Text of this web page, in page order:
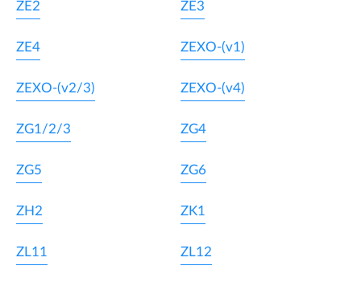
ZE2 ZE3
ZE4 ZEXO-(v1)
ZEXO-(v2/3) ZEXO-(v4)
ZG1/2/3 ZG4
ZG5 ZG6
ZH2 ZK1
ZL11 ZL12